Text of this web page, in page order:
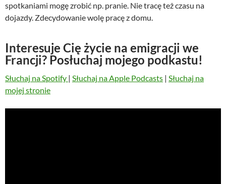
spotkaniami mogę zrobić np. pranie. Nie tracę też czasu na
dojazdy. Zdecydowanie wolę pracę z domu.
Interesuje Cię życie na emigracji we
Francji? Posłuchaj mojego podkastu!
Słuchaj na Spotify | Słuchaj na Apple Podcasts | Słuchaj na
mojej stronie